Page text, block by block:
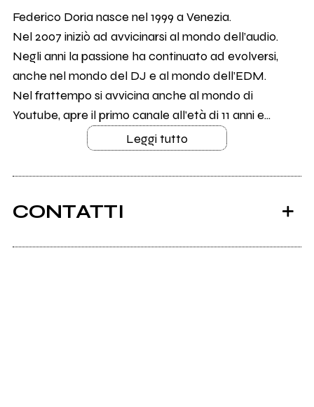
Federico Doria nasce nel 1999 a Venezia.
Nel 2007 iniziò ad avvicinarsi al mondo dell’audio.
Negli anni la passione ha continuato ad evolversi,
anche nel mondo del DJ e al mondo dell’EDM.
Nel frattempo si avvicina anche al mondo di
Youtube, apre il primo canale all’età di 11 anni e...
Leggi tutto
CONTATTI